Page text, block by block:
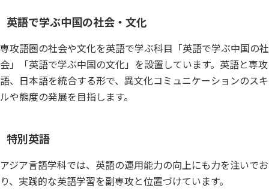
英語で学ぶ中国の社会・文化
専攻語圏の社会や文化を英語で学ぶ科目「英語で学ぶ中国の社
会」「英語で学ぶ中国の文化」を設置しています。英語と専攻
語、日本語を統合する形で、異文化コミュニケーションのスキ
ルや態度の発展を目指します。
特別英語
アジア言語学科では、英語の運用能力の向上にも力を注いでお
り、実践的な英語学習を副専攻と位置づけています。